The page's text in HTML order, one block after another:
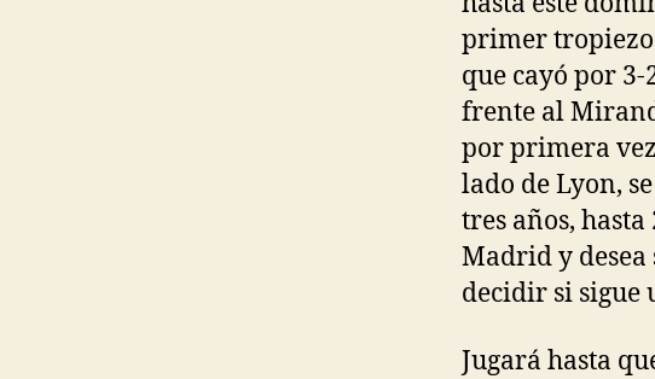
primer
que cayó por
frente al
por primera
lado de Lyon,
tres años,
Madrid y
decidir si sigue
Jugará hasta